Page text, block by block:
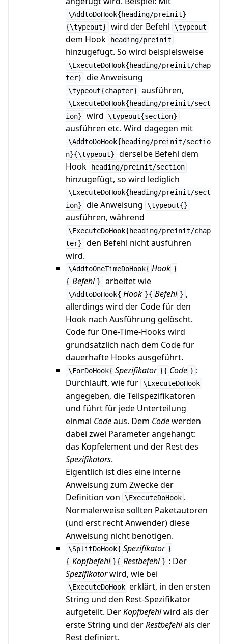
\AddtoDoHook{heading/preinit}
{\typeout}
wird der Befehl \typeout
dem Hook heading/preinit
hinzugefügt. So wird beispielsweise
\ExecuteDoHook{heading/preinit/chap
ter}
die Anweisung
\typeout{chapter} ausführen,
\ExecuteDoHook{heading/preinit/sect
ion}
wird \typeout{section}
ausführen etc. Wird dagegen mit
\AddtoDoHook{heading/preinit/sectio
n}{\typeout}
derselbe Befehl dem
Hook
heading/preinit/section
hinzugefügt, so wird lediglich
\ExecuteDoHook{heading/preinit/sect
ion}
die Anweisung \typeout{}
ausführen, während
\ExecuteDoHook{heading/preinit/chap
ter}
den Befehl nicht ausführen
wird.
\AddtoOneTimeDoHook{ Hook }
{ Befehl } arbeitet wie
\AddtoDoHook{ Hook }{ Befehl } ,
allerdings wird der Code für den
Hook nach Ausführung gelöscht.
Code für One-Time-Hooks wird
grundsätzlich nach dem Code für
dauerhafte Hooks ausgeführt.
\ForDoHook{ Spezifikator }{ Code } :
Durchläuft, wie für \ExecuteDoHook
angegeben, die Teilspezifikatoren
und führt für jede Unterteilung
einmal Codeaus. Dem Codewerden
dabei zwei Parameter angehängt:
das Kopfelement und der Rest des
Spezifikators.
Eigentlich ist dies eine interne
Anweisung zum Zwecke der
Definition von
\ExecuteDoHook .
Normalerweise sollten Paketautoren
(und erst recht Anwender) diese
Anweisung nicht benötigen.
\SplitDoHook{ Spezifikator }
{ Kopfbefehl }{ Restbefehl } : Der
Spezifikatorwird, wie bei
\ExecuteDoHook erklärt, in den ersten
String und den Rest-Spezifikator
aufgeteilt. DerKopfbefehlwird als der
erste String und derRestbefehlals der
Rest definiert.